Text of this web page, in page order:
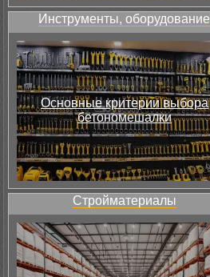
Инструменты, оборудование
Основные критерии выбора
бетономешалки
Стройматериалы